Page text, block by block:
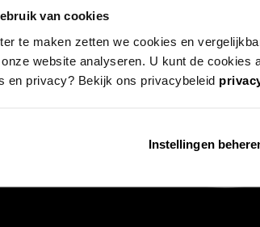
van cookies
te maken zetten we cookies en
website analyseren. U kunt de
en privacy? Bekijk ons privacybeleid
Instellingen